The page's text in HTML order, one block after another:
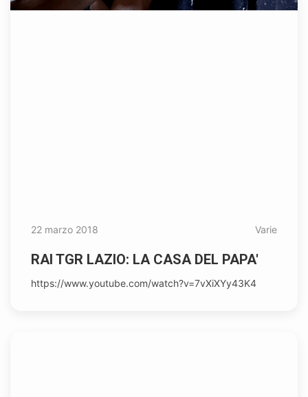
22 marzo 2018 Varie
RAI TGR LAZIO: LA CASA DEL PAPA'
https://www.youtube.com/watch?v=7vXiXYy43K4